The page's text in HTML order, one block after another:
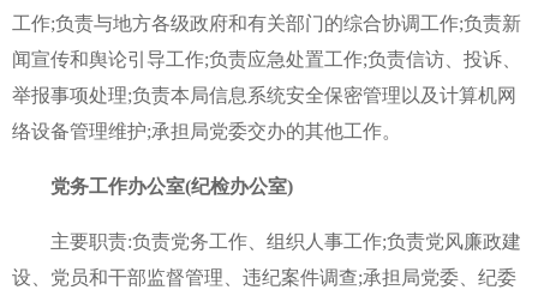
工作;负责与地方各级政府和有关部门的综合协调工作;负责新
闻宣传和舆论引导工作;负责应急处置工作;负责信访、投诉、
举报事项处理;负责本局信息系统安全保密管理以及计算机网
络设备管理维护;承担局党委交办的其他工作。
党务工作办公室(纪检办公室)
主要职责:负责党务工作、组织人事工作;负责党风廉政建
设、党员和干部监督管理、违纪案件调查;承担局党委、纪委